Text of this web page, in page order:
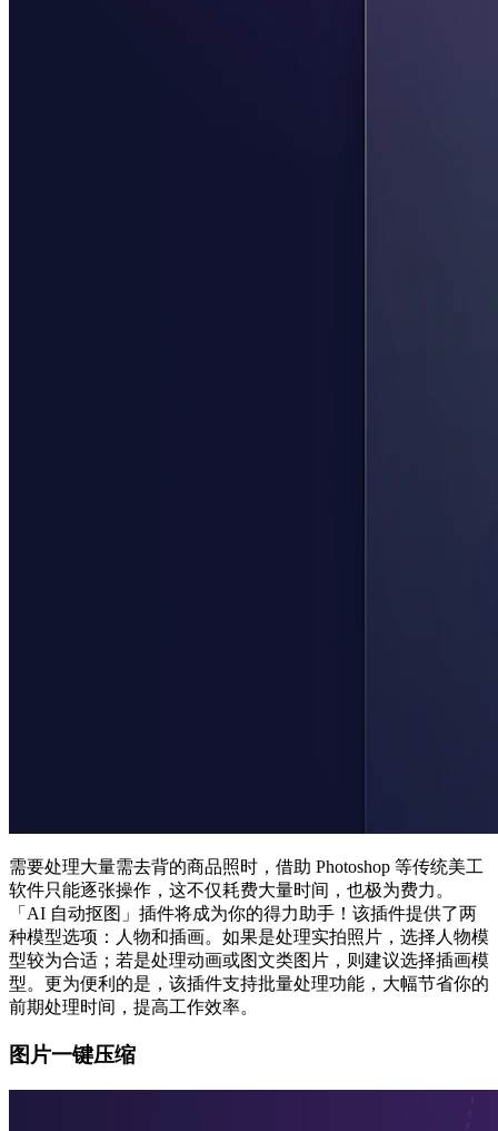
需要处理大量需去背的商品照时，借助 Photoshop 等传统美工
软件只能逐张操作，这不仅耗费大量时间，也极为费力。
「AI 自动抠图」插件将成为你的得力助手！该插件提供了两
种模型选项：人物和插画。如果是处理实拍照片，选择人物模
型较为合适；若是处理动画或图文类图片，则建议选择插画模
型。更为便利的是，该插件支持批量处理功能，大幅节省你的
前期处理时间，提高工作效率。
图片一键压缩